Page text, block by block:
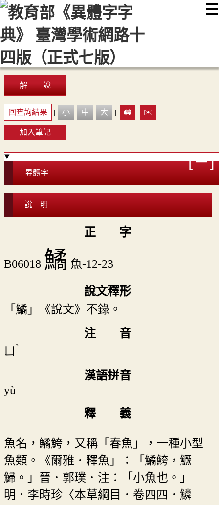
☰
::: 最新消息 常見問題 編輯說明
顯示模式
網站導覽
解 說
回查詢結果 | 小 中 大 | 🖨️ ✉️ |
加入筆記
異體字
說 明
正 字
B06018 鱊 魚-12-23
說文釋形
「鱊」《說文》不錄。
注 音
ㄩ ˋ
漢語拼音
yù
釋 義
魚名，鱊鮬，又稱「春魚」，一種小型
魚類。《爾雅．釋魚」：「鱊鮬，鱖
鯞。」晉．郭璞．注：「小魚也。」
明．李時珍〈本草綱目．卷四四．鱗